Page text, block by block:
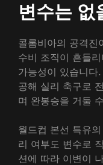
변수는 없
콜롬비아의 공격진
수비 조직이 흔들
가능성이 있습니다
공해 실리 축구로
며 완봉승을 거둘
월드컵 본선 특유
리 여부도 변수로
션에 따라 이변이